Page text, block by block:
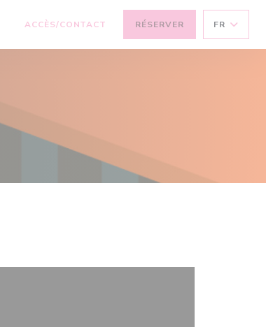
ACCÈS/CONTACT RÉSERVER FR